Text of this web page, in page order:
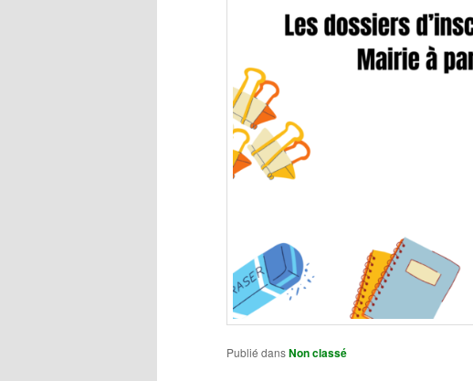
Publié dansNon classé